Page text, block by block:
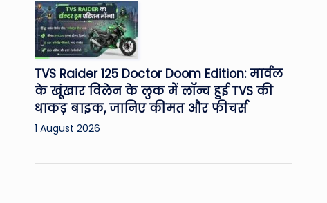
TVS Raider 125 Doctor Doom Edition: मार्वल
के खूंखार विलेन के लुक में लॉन्च हुई TVS की
धाकड़ बाइक, जानिए कीमत और फीचर्स
1 August 2026